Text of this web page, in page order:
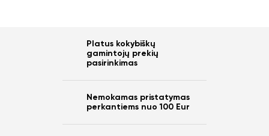
Platus kokybiškų
gamintojų prekių
pasirinkimas
Nemokamas pristatymas
perkantiems nuo 100 Eur